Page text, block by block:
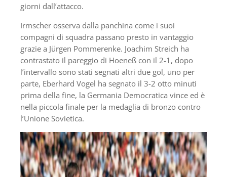
giorni dall’attacco.
Irmscher osserva dalla panchina come i suoi
compagni di squadra passano presto in vantaggio
grazie a Jürgen Pommerenke. Joachim Streich ha
contrastato il pareggio di Hoeneß con il 2-1, dopo
l’intervallo sono stati segnati altri due gol, uno per
parte, Eberhard Vogel ha segnato il 3-2 otto minuti
prima della fine, la Germania Democratica vince ed è
nella piccola finale per la medaglia di bronzo contro
l’Unione Sovietica.